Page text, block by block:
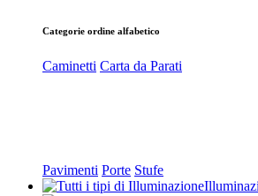
Categorie ordine alfabetico
Caminetti Carta da Parati
Pavimenti Porte Stufe